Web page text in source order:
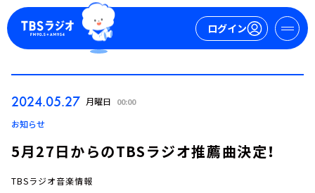
ログイン
2024.05.27 月曜日 00:00
お知らせ
5月27日からのTBSラジオ推薦曲決定！
TBSラジオ音楽情報